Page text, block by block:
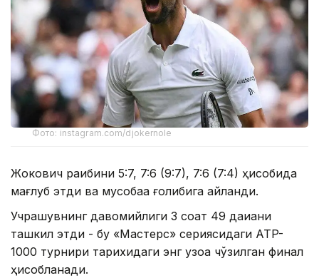
Фото: instagram.com/djokernole
Жокович рақибини 5:7, 7:6 (9:7), 7:6 (7:4) ҳисобида
мағлуб этди ва мусобақа ғолибига айланди.
Учрашувнинг давомийлиги 3 соат 49 дақиқани
ташкил этди - бу «Мастерс» сериясидаги АТP-
1000 турнири тарихидаги энг узоққа чўзилган финал
ҳисобланади.